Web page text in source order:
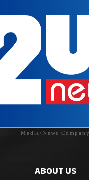
Media/News Company
ABOUT US